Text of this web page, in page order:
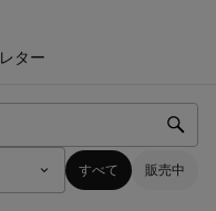
レター
すべて 販売中